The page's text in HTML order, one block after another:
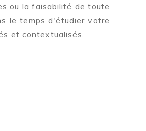
ou la faisabilité de toute
le temps d'étudier votre
et contextualisés.